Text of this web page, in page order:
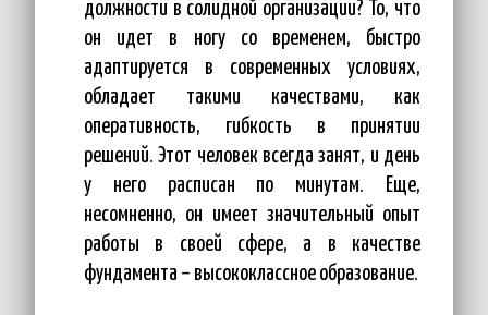
должности в солидной организации? То, что
он идет в ногу со временем, быстро
адаптируется в современных условиях,
обладает такими качествами, как
оперативность, гибкость в принятии
решений. Этот человек всегда занят, и день
у него расписан по минутам. Еще,
несомненно, он имеет значительный опыт
работы в своей сфере, а в качестве
фундамента – высококлассное образование.